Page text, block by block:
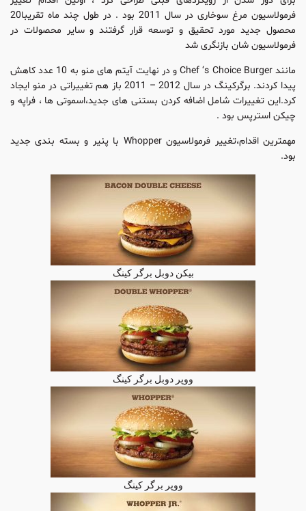
فرمولاسیون مرغ سوخاری در سال 2011 بود . در طول چند ماه تقریبا20
محصول جدید مورد تحقیق و توسعه قرار گرفتند و سایر محصولات در
فرمولاسیون شان بازنگری شد
مانند Chef ‘s Choice Burger و در نهایت آیتم های منو به 10 عدد کاهش
پیدا کردند. برگرکینگ در سال 2012 – 2011 باز هم تغییراتی در منو ایجاد
کرد.این تغییرات شامل اضافه کردن بستنی های جدید،اسموتی ها ، فراپه و
چیکن استرپس بود .
مهمترین اقدام،‌تغییر فرمولاسیون Whopper با پنیر و بسته بندی جدید
بود.
بیکن دوبل برگر کینگ
ووپر دوبل برگر کینگ
ووپر برگر کینگ